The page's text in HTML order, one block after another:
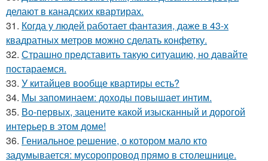
делают в канадских квартирах.
31. Когда у людей работает фантазия, даже в 43-х
квадратных метров можно сделать конфетку.
32. Страшно представить такую ситуацию, но давайте
постараемся.
33. У китайцев вообще квартиры есть?
34. Мы запоминаем: доходы повышает интим.
35. Во-первых, зацените какой изысканный и дорогой
интерьер в этом доме!
36. Гениальное решение, о котором мало кто
задумывается: мусоропровод прямо в столешнице.